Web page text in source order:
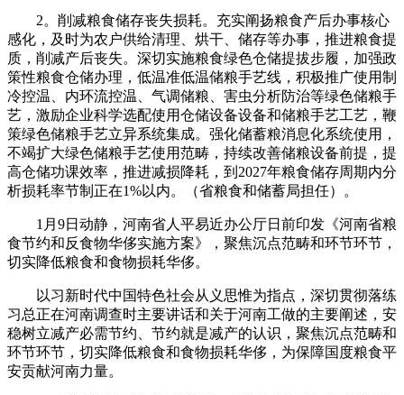
2。削减粮食储存丧失损耗。充实阐扬粮食产后办事核心
感化，及时为农户供给清理、烘干、储存等办事，推进粮食提
质，削减产后丧失。深切实施粮食绿色仓储提拔步履，加强政
策性粮食仓储办理，低温准低温储粮手艺线，积极推广使用制
冷控温、内环流控温、气调储粮、害虫分析防治等绿色储粮手
艺，激励企业科学选配使用仓储设备设备和储粮手艺工艺，鞭
策绿色储粮手艺立异系统集成。强化储蓄粮消息化系统使用，
不竭扩大绿色储粮手艺使用范畴，持续改善储粮设备前提，提
高仓储功课效率，推进减损降耗，到2027年粮食储存周期内分
析损耗率节制正在1%以内。（省粮食和储蓄局担任）。
1月9日动静，河南省人平易近办公厅日前印发《河南省粮
食节约和反食物华侈实施方案》，聚焦沉点范畴和环节环节，
切实降低粮食和食物损耗华侈。
以习新时代中国特色社会从义思惟为指点，深切贯彻落练
习总正在河南调查时主要讲话和关于河南工做的主要阐述，安
稳树立减产必需节约、节约就是减产的认识，聚焦沉点范畴和
环节环节，切实降低粮食和食物损耗华侈，为保障国度粮食平
安贡献河南力量。